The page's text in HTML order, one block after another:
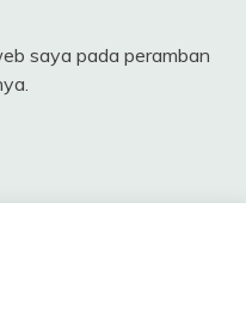
saya pada peramban